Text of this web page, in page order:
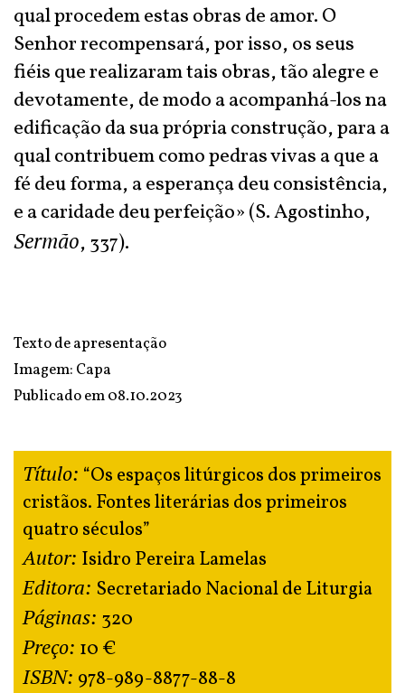
qual procedem estas obras de amor. O
Senhor recompensará, por isso, os seus
fiéis que realizaram tais obras, tão alegre e
devotamente, de modo a acompanhá-los na
edificação da sua própria construção, para a
qual contribuem como pedras vivas a que a
fé deu forma, a esperança deu consistência,
e a caridade deu perfeição» (S. Agostinho,
Sermão, 337).
Texto de apresentação
Imagem: Capa
Publicado em08.10.2023
Título: “Os espaços litúrgicos dos primeiros
cristãos. Fontes literárias dos primeiros
quatro séculos”
Autor: Isidro Pereira Lamelas
Editora: Secretariado Nacional de Liturgia
Páginas: 320
Preço: 10 €
ISBN: 978-989-8877-88-8